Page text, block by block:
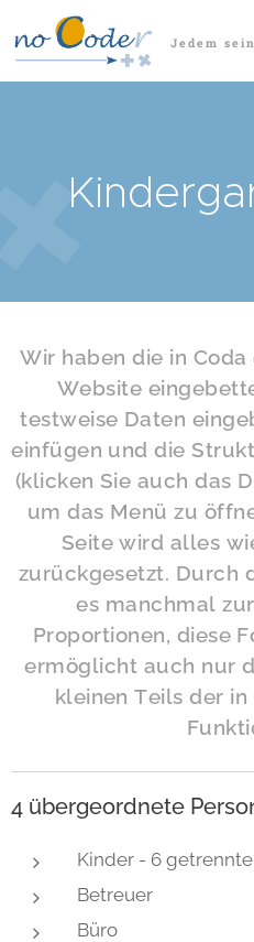
Jedem
Wir haben die in
Website
testweise Daten
einfügen und die
(klicken Sie auch das
um das Menü zu
Seite wird alles
zurückgesetzt. Durch
es manchmal
Proportionen, diese
ermöglicht auch nur
kleinen Teils der
4 übergeordnete
Kinder - 6
Betreuer
Büro